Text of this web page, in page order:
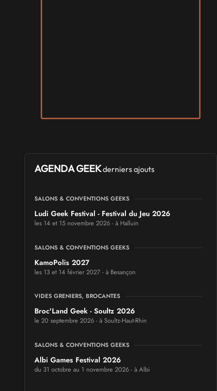
AGENDA GEEKderniers ajouts
SALONS & CONVENTIONS GEEKS
Ludi Geek Festival - Festival du Jeu 2026
les 14 et 15 novembre 2026 - à Halluin
SALONS & CONVENTIONS GEEKS
KamoPolis 2027
les 13 et 14 février 2027 - à Besançon
VIDES GRENIERS, BROCANTES
Broc'Land Geek - Soultz 2026
le 20 septembre 2026 - à Soultz-Haut-Rhin
SALONS & CONVENTIONS GEEKS
Albi Games Festival 2026
du 31 octobre au 1 novembre 2026 - à Albi